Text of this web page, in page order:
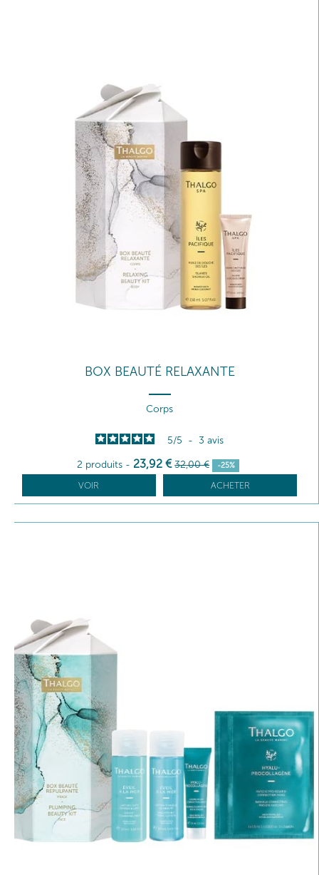
BOX BEAUTÉ RELAXANTE
Corps
5/5 - 3 avis
2 produits - 23,92 € 32,00 € -25%
VOIR ACHETER